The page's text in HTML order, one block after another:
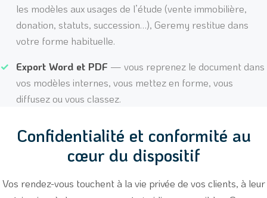
les modèles aux usages de l’étude (vente immobilière,
donation, statuts, succession…), Geremy restitue dans
votre forme habituelle.
Export Word et PDF — vous reprenez le document dans
vos modèles internes, vous mettez en forme, vous
diffusez ou vous classez.
Confidentialité et conformité au
cœur du dispositif
Vos rendez-vous touchent à la vie privée de vos clients, à leur